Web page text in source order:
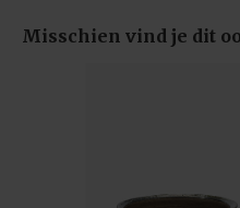
of their services.
Misschien vind je dit